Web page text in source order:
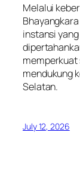
Melalui
instansi
memperkuat
mendukung
Selatan.
July 12, 2026